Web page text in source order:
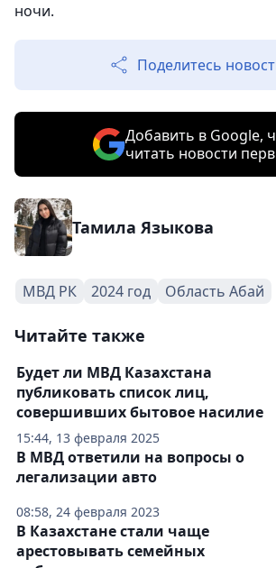
ночи.
Поделитесь
Добавить в Google,
читать новости
Тамила Языкова
МВД РК 2024 год Область Абай
Читайте также
15:44, 13 февраля 2025
Будет ли МВД Казахстана
публиковать список лиц,
совершивших бытовое насилие
08:58, 24 февраля 2023
В МВД ответили на вопросы о
легализации авто
В Казахстане стали чаще
арестовывать семейных